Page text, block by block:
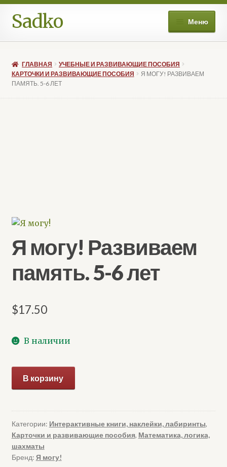
Перейти
к
навигации
Перейти
к
содержимому
Sadko Меню
Книжные подборки
Магазин
ГЛАВНАЯ
УЧЕБНЫЕ И РАЗВИВАЮЩИЕ ПОСОБИЯ
КАРТОЧКИ И РАЗВИВАЮЩИЕ ПОСОБИЯ
Я МОГУ! РАЗВИВАЕМ
ПАМЯТЬ. 5-6 ЛЕТ
Я могу! Развиваем
память. 5-6 лет
$17.50
В наличии
товара
могу!
Развиваем
память.
5-
6
В корзину
Категории: Интерактивные книги, наклейки, лабиринты,
Карточки и развивающие пособия, Математика, логика,
шахматы
Бренд: Я могу!